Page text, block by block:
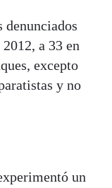
denunciados
a 33 en
excepto
y no
un